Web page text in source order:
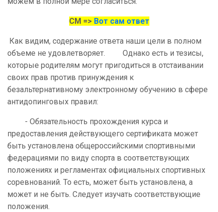
СМ => Вот сам ответ
Как видим, содержание ответа наши цели в полном
объеме не удовлетворяет. Однако есть и тезисы,
которые родителям могут пригодиться в отстаивании
своих прав против принуждения к
безальтернативному электронному обучению в сфере
антидопинговых правил:
- Обязательность прохождения курса и
предоставления действующего сертификата может
быть установлена общероссийскими спортивными
федерациями по виду спорта в соответствующих
положениях и регламентах официальных спортивных
соревнований. То есть, может быть установлена, а
может и не быть. Следует изучать соответствующие
положения.